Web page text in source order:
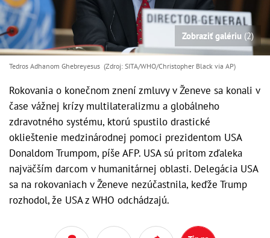
Zobraziť galériu (2)
Tedros Adhanom Ghebreyesus (Zdroj: SITA/WHO/Christopher Black via AP)
Rokovania o konečnom znení zmluvy v Ženeve sa konali v
čase vážnej krízy multilateralizmu a globálneho
zdravotného systému, ktorú spustilo drastické
oklieštenie medzinárodnej pomoci prezidentom USA
Donaldom Trumpom, píše AFP. USA sú pritom zďaleka
najväčším darcom v humanitárnej oblasti. Delegácia USA
sa na rokovaniach v Ženeve nezúčastnila, keďže Trump
rozhodol, že USA z WHO odchádzajú.